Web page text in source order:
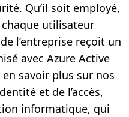
Qu’il soit employé,
utilisateur
l’entreprise reçoit un
avec Azure Active
savoir plus sur nos
et de l’accès,
informatique, qui